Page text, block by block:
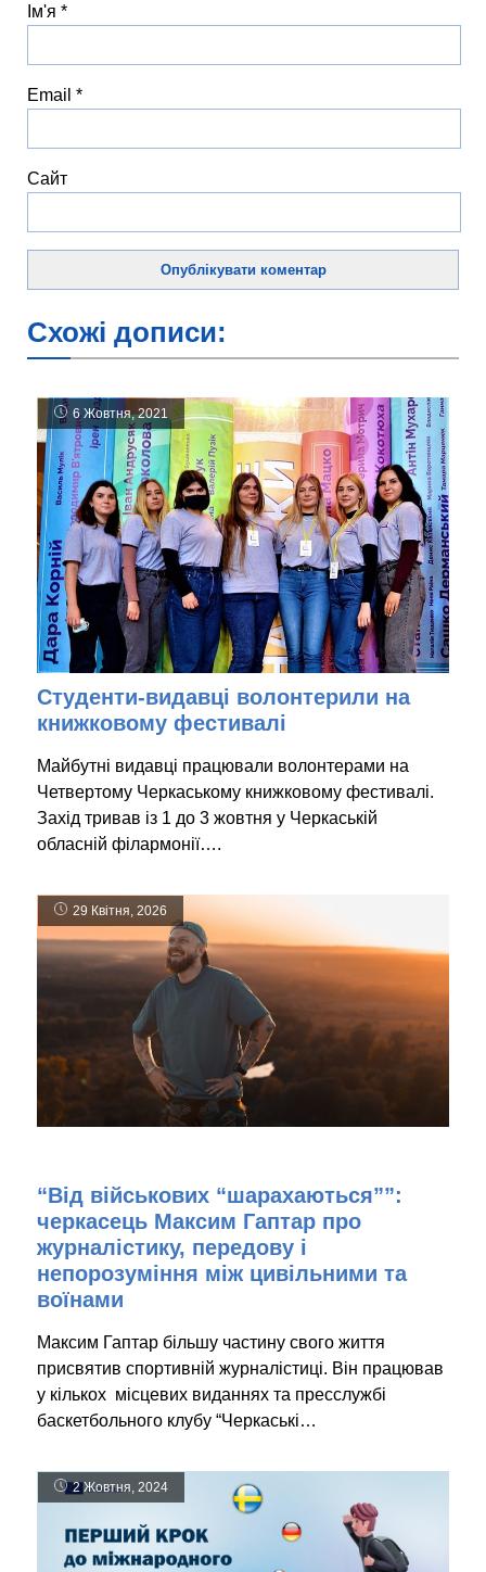
Ім'я *
Email *
Сайт
Схожі дописи:
6 Жовтня, 2021
Студенти-видавці волонтерили на
книжковому фестивалі
Майбутні видавці працювали волонтерами на
Четвертому Черкаському книжковому фестивалі.
Захід тривав із 1 до 3 жовтня у Черкаській
обласній філармонії….
29 Квітня, 2026
“Від військових “шарахаються””:
черкасець Максим Гаптар про
журналістику, передову і
непорозуміння між цивільними та
воїнами
Максим Гаптар більшу частину свого життя
присвятив спортивній журналістиці. Він працював
у кількох місцевих виданнях та пресслужбі
баскетбольного клубу “Черкаські…
2 Жовтня, 2024